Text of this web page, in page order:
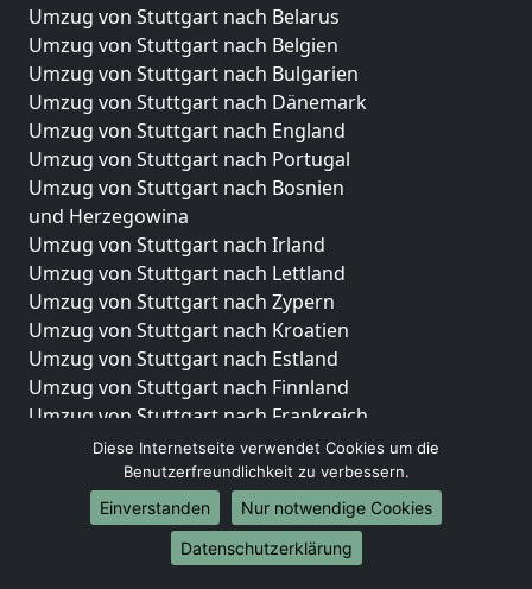
Umzug von Stuttgart nach Belarus
Umzug von Stuttgart nach Belgien
Umzug von Stuttgart nach Bulgarien
Umzug von Stuttgart nach Dänemark
Umzug von Stuttgart nach England
Umzug von Stuttgart nach Portugal
Umzug von Stuttgart nach Bosnien
und Herzegowina
Umzug von Stuttgart nach Irland
Umzug von Stuttgart nach Lettland
Umzug von Stuttgart nach Zypern
Umzug von Stuttgart nach Kroatien
Umzug von Stuttgart nach Estland
Umzug von Stuttgart nach Finnland
Umzug von Stuttgart nach Frankreich
Umzug von Stuttgart nach Griechenland
Umzug von Stuttgart nach Italien
Umzug von Stuttgart nach Liechtenstein
Umzug von Stuttgart nach Luxemburg
Umzug von Stuttgart nach Niederlande
Diese Internetseite verwendet Cookies um die
Benutzerfreundlichkeit zu verbessern.
Einverstanden
Nur notwendige Cookies
Datenschutzerklärung